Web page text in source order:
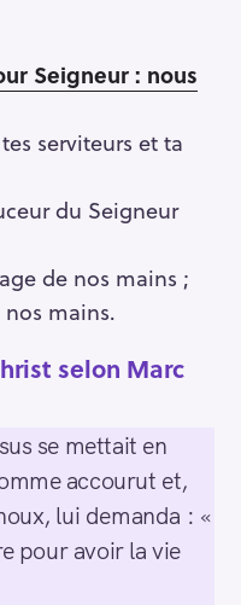
Seigneur : nous
serviteurs et ta
du Seigneur
de nos mains ;
mains.
selon Marc
se mettait en
accourut et,
lui demanda : «
pour avoir la vie